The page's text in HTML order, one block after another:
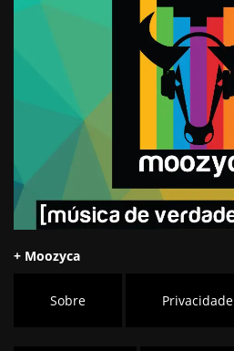
+ Moozyca
Sobre Privacidade